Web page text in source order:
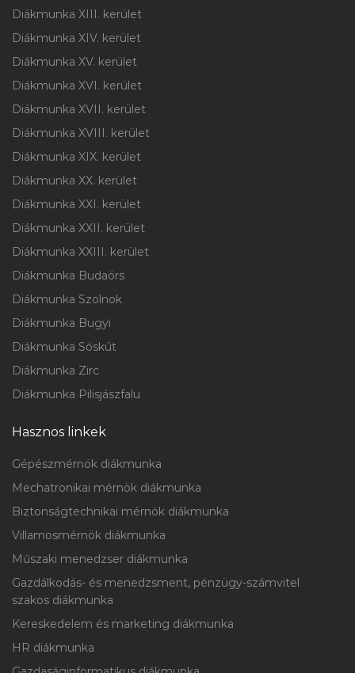
Diákmunka XIII. kerület
Diákmunka XIV. kerület
Diákmunka XV. kerület
Diákmunka XVI. kerület
Diákmunka XVII. kerület
Diákmunka XVIII. kerület
Diákmunka XIX. kerület
Diákmunka XX. kerület
Diákmunka XXI. kerület
Diákmunka XXII. kerület
Diákmunka XXIII. kerület
Diákmunka Budaörs
Diákmunka Szolnok
Diákmunka Bugyi
Diákmunka Sóskút
Diákmunka Zirc
Diákmunka Pilisjászfalu
Hasznos linkek
Gépészmérnök diákmunka
Mechatronikai mérnök diákmunka
Biztonságtechnikai mérnök diákmunka
Villamosmérnök diákmunka
Műszaki menedzser diákmunka
Gazdálkodás- és menedzsment, pénzügy-számvitel
szakos diákmunka
Kereskedelem és marketing diákmunka
HR diákmunka